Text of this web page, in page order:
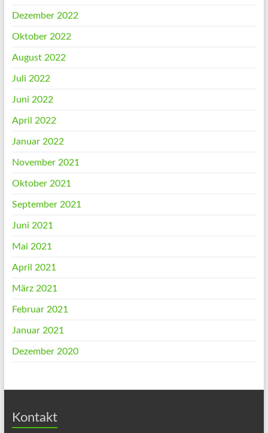
Dezember 2022
Oktober 2022
August 2022
Juli 2022
Juni 2022
April 2022
Januar 2022
November 2021
Oktober 2021
September 2021
Juni 2021
Mai 2021
April 2021
März 2021
Februar 2021
Januar 2021
Dezember 2020
Kontakt